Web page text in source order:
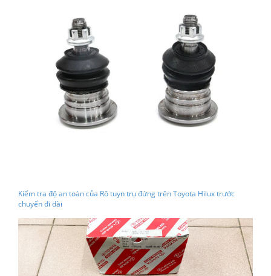
Kiểm tra độ an toàn của Rô tuyn trụ đứng trên Toyota Hilux trước
chuyến đi dài